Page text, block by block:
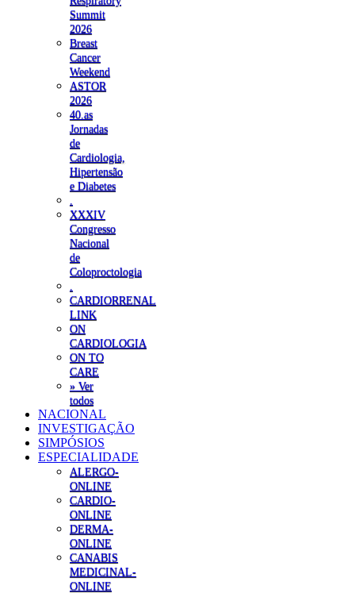
Summit
2026
Breast
Cancer
Weekend
ASTOR
2026
40.as
Jornadas
de
Cardiologia,
Hipertensão
e Diabetes
XXXIV
Congresso
Nacional
de
Coloproctologia
CARDIORRENAL
LINK
ON
CARDIOLOGIA
ON TO
CARE
» Ver
todos
NACIONAL
INVESTIGAÇÃO
SIMPÓSIOS
ESPECIALIDADE
ALERGO-
ONLINE
CARDIO-
ONLINE
DERMA-
ONLINE
CANABIS
MEDICINAL-
ONLINE